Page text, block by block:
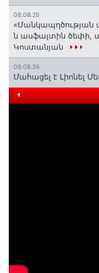
08.08.26
«Մանկապղծության
ն ասֆալտին ծեփի,
Կոստանյան
08.08.26
Մահացել է Լիոնել